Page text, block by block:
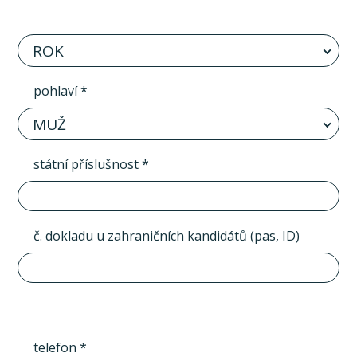
ROK
pohlaví *
MUŽ
státní příslušnost *
č. dokladu u zahraničních kandidátů (pas, ID)
telefon *